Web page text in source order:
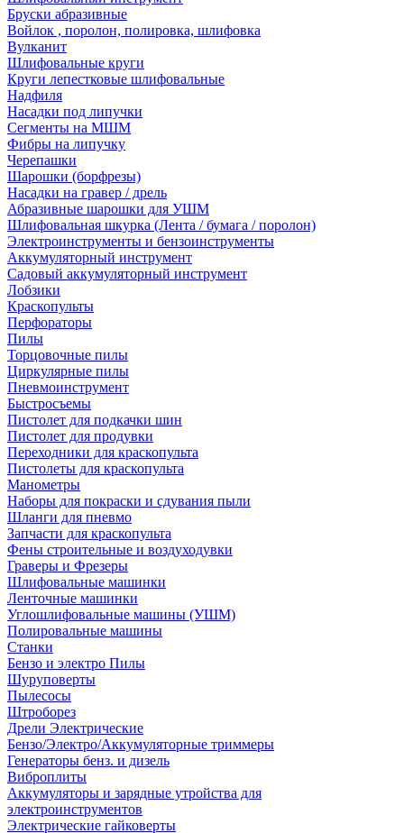
Бруски абразивные
Войлок , поролон, полировка, шлифовка
Вулканит
Шлифовальные круги
Круги лепестковые шлифовальные
Надфиля
Насадки под липучки
Сегменты на МШМ
Фибры на липучку
Черепашки
Шарошки (борфрезы)
Насадки на гравер / дрель
Абразивные шарошки для УШМ
Шлифовальная шкурка (Лента / бумага / поролон)
Электроинструменты и бензоинструменты
Аккумуляторный инструмент
Садовый аккумуляторный инструмент
Лобзики
Краскопульты
Перфораторы
Пилы
Торцовочные пилы
Циркулярные пилы
Пневмоинструмент
Быстросъемы
Пистолет для подкачки шин
Пистолет для продувки
Переходники для краскопульта
Пистолеты для краскопульта
Манометры
Наборы для покраски и сдувания пыли
Шланги для пневмо
Запчасти для краскопульта
Фены строительные и воздуходувки
Граверы и Фрезеры
Шлифовальные машинки
Ленточные машинки
Углошлифовальные машины (УШМ)
Полировальные машины
Станки
Бензо и электро Пилы
Шуруповерты
Пылесосы
Штроборез
Дрели Электрические
Бензо/Электро/Аккумуляторные триммеры
Генераторы бенз. и дизель
Виброплиты
Аккумуляторы и зарядные утройства для
электроинструментов
Электрические гайковерты